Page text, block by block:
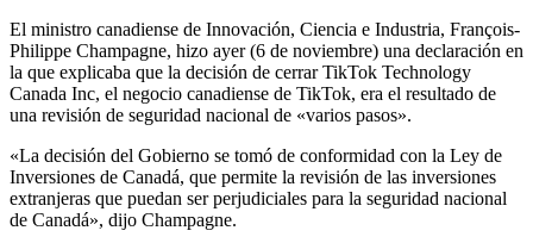
El ministro canadiense de Innovación, Ciencia e Industria, François-
Philippe Champagne, hizo ayer (6 de noviembre) una declaración en
la que explicaba que la decisión de cerrar TikTok Technology
Canada Inc, el negocio canadiense de TikTok, era el resultado de
una revisión de seguridad nacional de «varios pasos».
«La decisión del Gobierno se tomó de conformidad con la Ley de
Inversiones de Canadá, que permite la revisión de las inversiones
extranjeras que puedan ser perjudiciales para la seguridad nacional
de Canadá», dijo Champagne.